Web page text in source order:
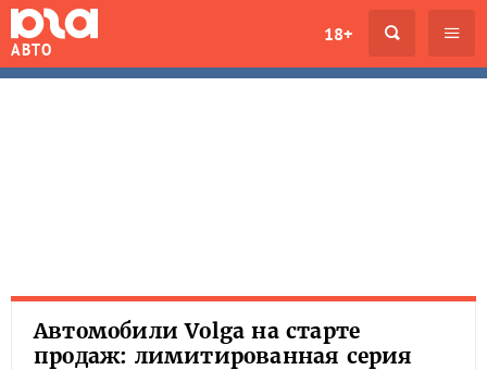
АВТО
18+
Автомобили Volga на старте
продаж: лимитированная серия